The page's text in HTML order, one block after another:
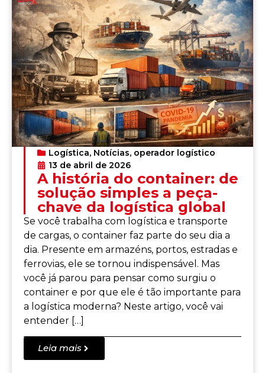
Logística, Notícias, operador logístico
13 de abril de 2026
A história do container: de
solução simples a peça-
chave da logística global
Se você trabalha com logística e transporte
de cargas, o container faz parte do seu dia a
dia. Presente em armazéns, portos, estradas e
ferrovias, ele se tornou indispensável. Mas
você já parou para pensar como surgiu o
container e por que ele é tão importante para
a logística moderna? Neste artigo, você vai
entender […]
Leia mais